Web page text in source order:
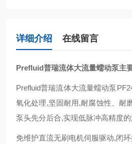
详细介绍 在线留言
Prefluid普瑞流体大流量蠕动泵主
Prefluid普瑞流体大流量蠕动泵
氧化处理,坚固耐用,耐腐蚀性、耐
泵头先分后合,实现低脉冲高精度
免维护直流无刷电机伺服驱动,闭